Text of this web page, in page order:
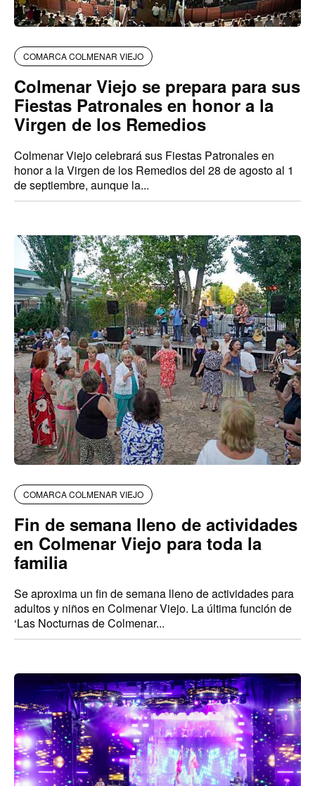
COMARCA COLMENAR VIEJO
Colmenar Viejo se prepara para sus
Fiestas Patronales en honor a la
Virgen de los Remedios
Colmenar Viejo celebrará sus Fiestas Patronales en
honor a la Virgen de los Remedios del 28 de agosto al 1
de septiembre, aunque la...
COMARCA COLMENAR VIEJO
Fin de semana lleno de actividades
en Colmenar Viejo para toda la
familia
Se aproxima un fin de semana lleno de actividades para
adultos y niños en Colmenar Viejo. La última función de
‘Las Nocturnas de Colmenar...